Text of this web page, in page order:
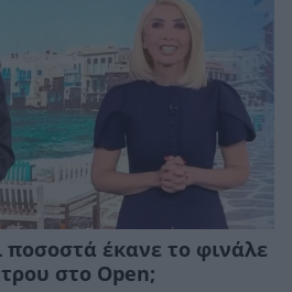
ποσοστά έκανε το φινάλε
στο Open;